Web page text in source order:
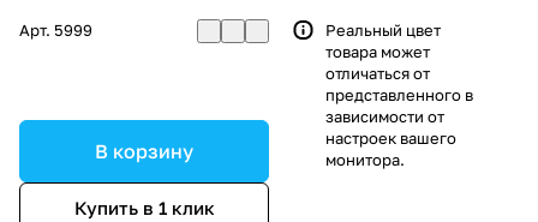
Арт. 5999
В корзину
Купить в 1 клик
Реальный цвет
товара может
отличаться от
представленного в
зависимости от
настроек вашего
монитора.